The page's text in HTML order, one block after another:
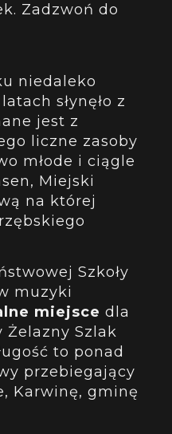
Zadzwoń do
niedaleko
słynęło z
jest z
liczne zasoby
młode i ciągle
Miejski
na której
Szkoły
muzyki
miejsce dla
Żelazny Szlak
to ponad
przebiegający
Karwinę, gminę